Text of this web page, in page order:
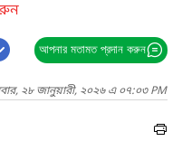
আপনার মতামত প্রদান করুন
২৮ জানুয়ারী, ২০২৬ এ ০৭:০৩ PM